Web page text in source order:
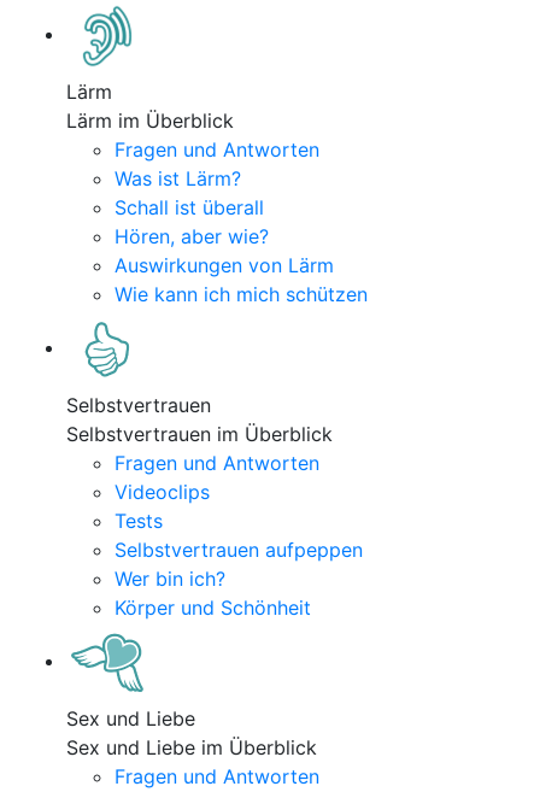
Lärm
Lärm im Überblick
Fragen und Antworten
Was ist Lärm?
Schall ist überall
Hören, aber wie?
Auswirkungen von Lärm
Wie kann ich mich schützen
Selbstvertrauen
Selbstvertrauen im Überblick
Fragen und Antworten
Videoclips
Tests
Selbstvertrauen aufpeppen
Wer bin ich?
Körper und Schönheit
Sex und Liebe
Sex und Liebe im Überblick
Fragen und Antworten